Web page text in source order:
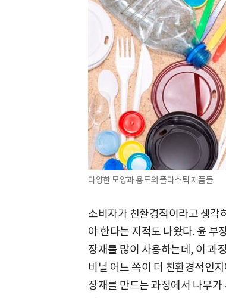
다양한 모양과 용도의 플라스틱 제품들.
소비자가 친환경적이라고 생각
야 한다는 지적도 나왔다. 윤 부
장재를 많이 사용하는데, 이 과
비닐 어느 쪽이 더 친환경적인
장재를 만드는 과정에서 나무가